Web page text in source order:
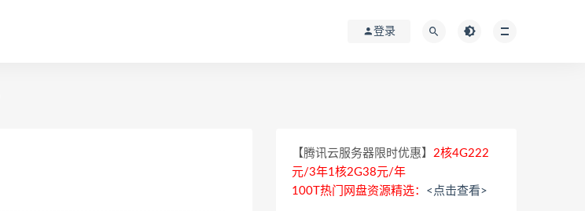
登录
【腾讯云服务器限时优惠】 2核4G222
元/3年1核2G38元/年
100T热门网盘资源精选： <点击查看>